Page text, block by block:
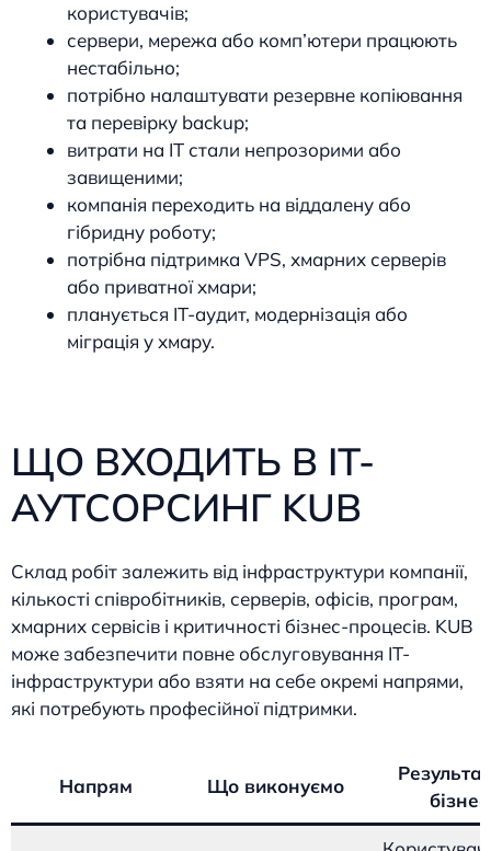
користувачів;
сервери, мережа або комп’ютери працюють
нестабільно;
потрібно налаштувати резервне копіювання
та перевірку backup;
витрати на IT стали непрозорими або
завищеними;
компанія переходить на віддалену або
гібридну роботу;
потрібна підтримка VPS, хмарних серверів
або приватної хмари;
планується IT-аудит, модернізація або
міграція у хмару.
ЩО ВХОДИТЬ В IT-
АУТСОРСИНГ KUB
Склад робіт залежить від інфраструктури компанії,
кількості співробітників, серверів, офісів, програм,
хмарних сервісів і критичності бізнес-процесів. KUB
може забезпечити повне обслуговування IT-
інфраструктури або взяти на себе окремі напрями,
які потребують професійної підтримки.
Напрям Що виконуємо